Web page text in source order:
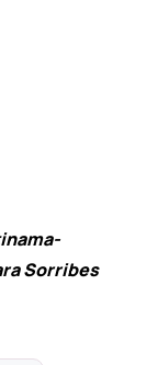
Sorribes